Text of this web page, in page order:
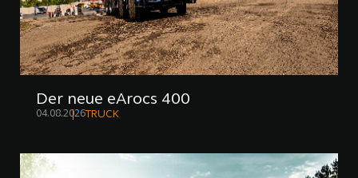
Der neue eArocs 400
04.08.2026TRUCK